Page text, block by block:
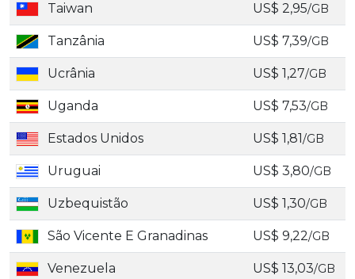
Taiwan US$ 2,95/GB
Tanzânia US$ 7,39/GB
Ucrânia US$ 1,27/GB
Uganda US$ 7,53/GB
Estados Unidos US$ 1,81/GB
Uruguai US$ 3,80/GB
Uzbequistão US$ 1,30/GB
São Vicente E Granadinas US$ 9,22/GB
Venezuela US$ 13,03/GB